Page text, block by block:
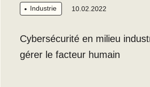
Industrie 10.02.2022
Cybersécurité en milieu
gérer le facteur humain